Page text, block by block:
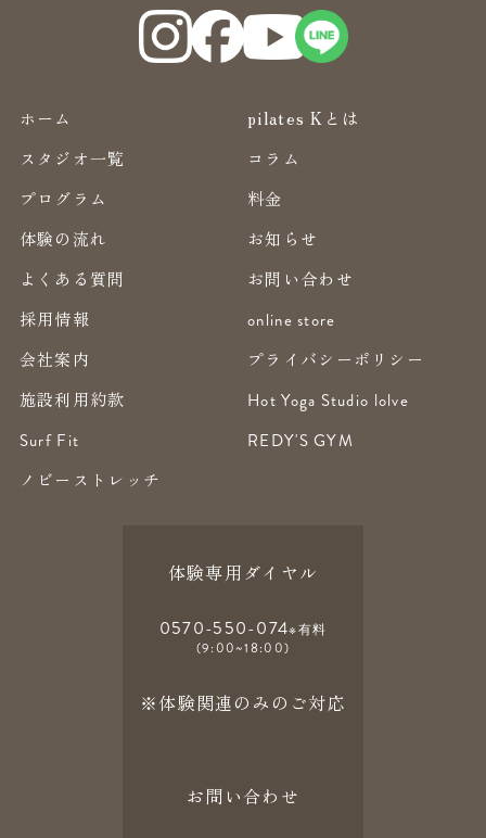
ホーム
pilates Kとは
スタジオ一覧
コラム
プログラム
料金
体験の流れ
お知らせ
よくある質問
お問い合わせ
採用情報
online store
会社案内
プライバシーポリシー
施設利用約款
Hot Yoga Studio lolve
Surf Fit
REDY'S GYM
ノビーストレッチ
体験専用ダイヤル
0570-550-074※有料
(9:00~18:00)
※体験関連のみのご対応
お問い合わせ